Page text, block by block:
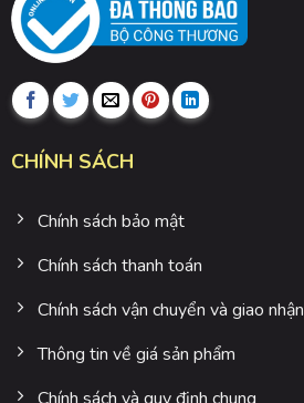
CHÍNH SÁCH
Chính sách bảo mật
Chính sách thanh toán
Chính sách vận chuyển và giao nhận
Thông tin về giá sản phẩm